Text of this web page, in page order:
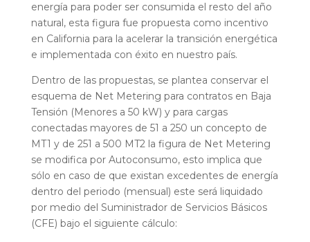
energía para poder ser consumida el resto del año
natural, esta figura fue propuesta como incentivo
en California para la acelerar la transición energética
e implementada con éxito en nuestro país.
Dentro de las propuestas, se plantea conservar el
esquema de Net Metering para contratos en Baja
Tensión (Menores a 50 kW) y para cargas
conectadas mayores de 51 a 250 un concepto de
MT1 y de 251 a 500 MT2 la figura de Net Metering
se modifica por Autoconsumo, esto implica que
sólo en caso de que existan excedentes de energía
dentro del periodo (mensual) este será liquidado
por medio del Suministrador de Servicios Básicos
(CFE) bajo el siguiente cálculo: